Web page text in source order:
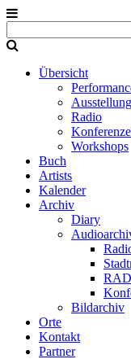
Übersicht
Radio
Workshops
Buch
Artists
Kalender
Archiv
Diary
Bildarchiv
Orte
Kontakt
Partner